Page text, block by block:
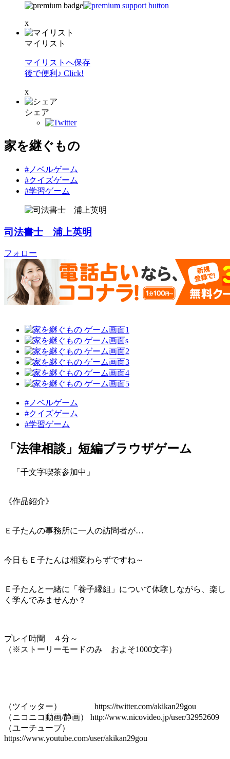
x
マイリスト
マイリストへ保存
後で便利♪ Click!
x
シェア
家を継ぐもの
#ノベルゲーム
#クイズゲーム
#学習ゲーム
司法書士 浦上英明
フォロー
#ノベルゲーム
#クイズゲーム
#学習ゲーム
「法律相談」短編ブラウザゲーム
「千文字喫茶参加中」
《作品紹介》
Ｅ子たんの事務所に一人の訪問者が…
今日もＥ子たんは相変わらずですね～
Ｅ子たんと一緒に「養子縁組」について体験しながら、楽し
く学んでみませんか？
プレイ時間 ４分～
（※ストーリーモードのみ およそ1000文字）
（ツイッター） https://twitter.com/akikan29gou
（ニコニコ動画/静画） http://www.nicovideo.jp/user/32952609
（ユーチューブ）
https://www.youtube.com/user/akikan29gou